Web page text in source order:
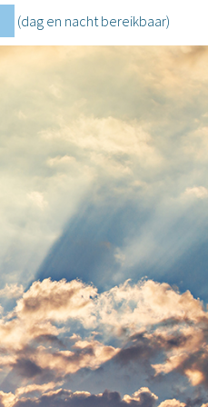
(dag en nachtbereikbaar)